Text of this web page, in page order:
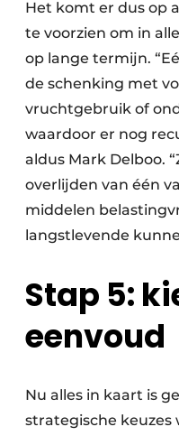
Het komt er dus op
te voorzien om in
op lange termijn.
de schenking met
vruchtgebruik of
waardoor er nog
aldus Mark Delboo.
overlijden van één
middelen
langstlevende
Stap 5:
eenvoud
Nu alles in kaart is
strategische keuzes